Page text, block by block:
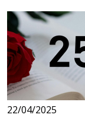
22/04/2025